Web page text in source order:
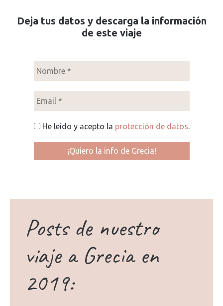
Deja tus datos y descarga la información
de este viaje
He leído y acepto la protección de datos.
Posts de nuestro
viaje a Grecia en
2019: